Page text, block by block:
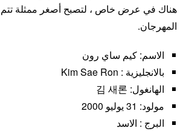
هناك في عرض خاص ، لتصبح أصغر ممثلة تتم
المهرجان.
الاسم: كيم ساي رون
بالانجليزية : Kim Sae Ron
الهانغول: 김 새론
مولود: 31 يوليو 2000
البرج : الاسد